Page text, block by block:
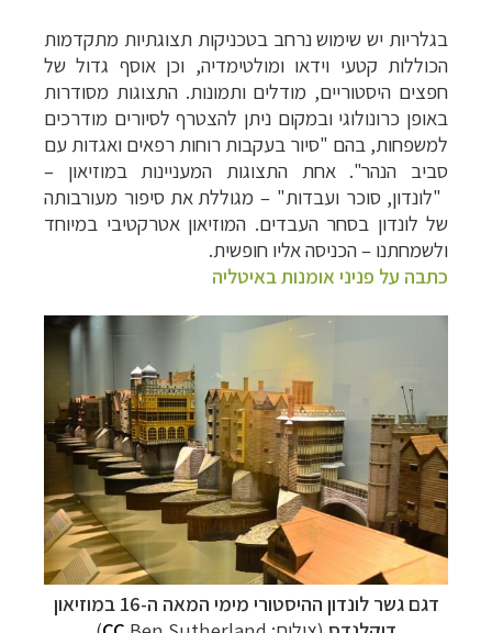
בגלריות יש שימוש נרחב בטכניקות תצוגתיות מתקדמות
הכוללות קטעי וידאו ומולטימדיה, וכן אוסף גדול של
חפצים היסטוריים, מודלים ותמונות. התצוגות מסודרות
באופן כרונולוגי ובמקום ניתן להצטרף לסיורים מודרכים
למשפחות, בהם "סיור בעקבות רוחות רפאים ואגדות עם
סביב הנהר".אחת התצוגות המעניינות במוזיאון –
"לונדון, סוכר ועבדות" – מגוללת את סיפור מעורבותה
של לונדון בסחר העבדים. המוזיאון אטרקטיבי במיוחד
ולשמחתנו –הכניסה אליו חופשית.
כתבה על פניני אומנות באיטליה
דגם גשר לונדון ההיסטורי מימי המאה ה-16 במוזיאון